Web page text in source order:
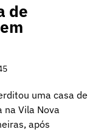
de
uma casa de
na Vila Nova
após